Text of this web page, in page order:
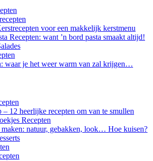
voor een makkelijk kerstmenu
Recepten: want ’n bord pasta smaakt altijd!
waar je het weer warm van zal krijgen…
12 heerlijke recepten om van te smullen
Recepten
maken: natuur, gebakken, look… Hoe kuisen?